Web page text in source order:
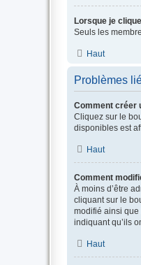
Lorsque je
Seuls les
Haut
Problèmes
Comment créer
Cliquez sur le
disponibles est
Haut
Comment
À moins d’être
cliquant sur le
modifié ainsi que
indiquant qu’ils
Haut